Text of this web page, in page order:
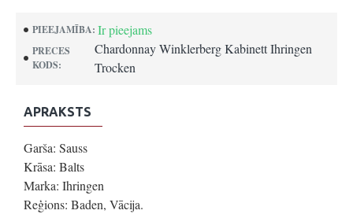
PIEEJAMĪBA: Ir pieejams
PRECES
KODS:
Chardonnay Winklerberg Kabinett Ihringen
Trocken
APRAKSTS
Garša: Sauss
Krāsa: Balts
Marka: Ihringen
Reģions: Baden, Vācija.